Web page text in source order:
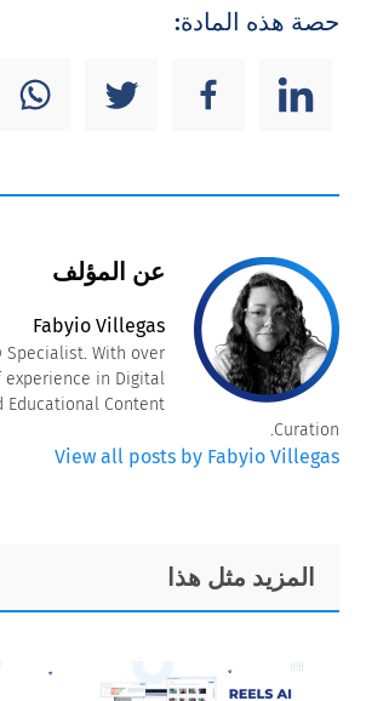
حصة هذه المادة:
عن المؤلف
Fabyio Villegas
Specialist. With over
experience in Digital
Educational Content
Curation.
View all posts by Fabyio Villegas
Primary
Sidebar
Footer
المزيد مثل هذا